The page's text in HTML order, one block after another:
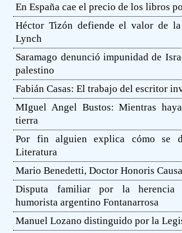
En España cae el precio de los libros
Héctor Tizón defiende el valor de
Lynch
Saramago denunció impunidad de
palestino
Fabián Casas: El trabajo del escritor
MIguel Angel Bustos: Mientras
tierra
Por fin alguien explica cómo se
Literatura
Mario Benedetti, Doctor Honoris
Disputa familiar por la
humorista argentino Fontanarrosa
Manuel Lozano distinguido por la